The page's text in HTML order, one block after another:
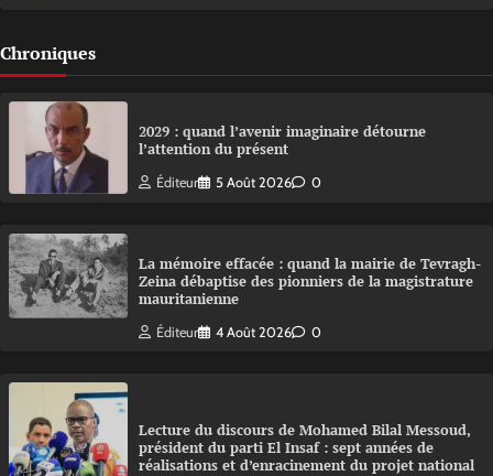
Chroniques
2029 : quand l’avenir imaginaire détourne
l’attention du présent
Éditeur 5 Août 2026 0
La mémoire effacée : quand la mairie de Tevragh-
Zeina débaptise des pionniers de la magistrature
mauritanienne
Éditeur 4 Août 2026 0
Lecture du discours de Mohamed Bilal Messoud,
président du parti El Insaf : sept années de
réalisations et d’enracinement du projet national